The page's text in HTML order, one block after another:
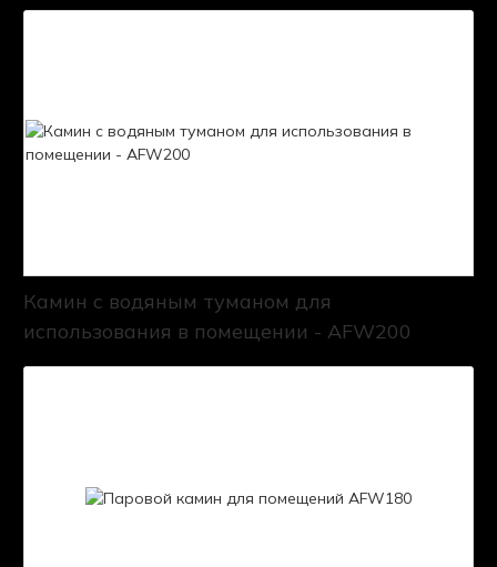
Камин с водяным туманом для
использования в помещении - AFW200